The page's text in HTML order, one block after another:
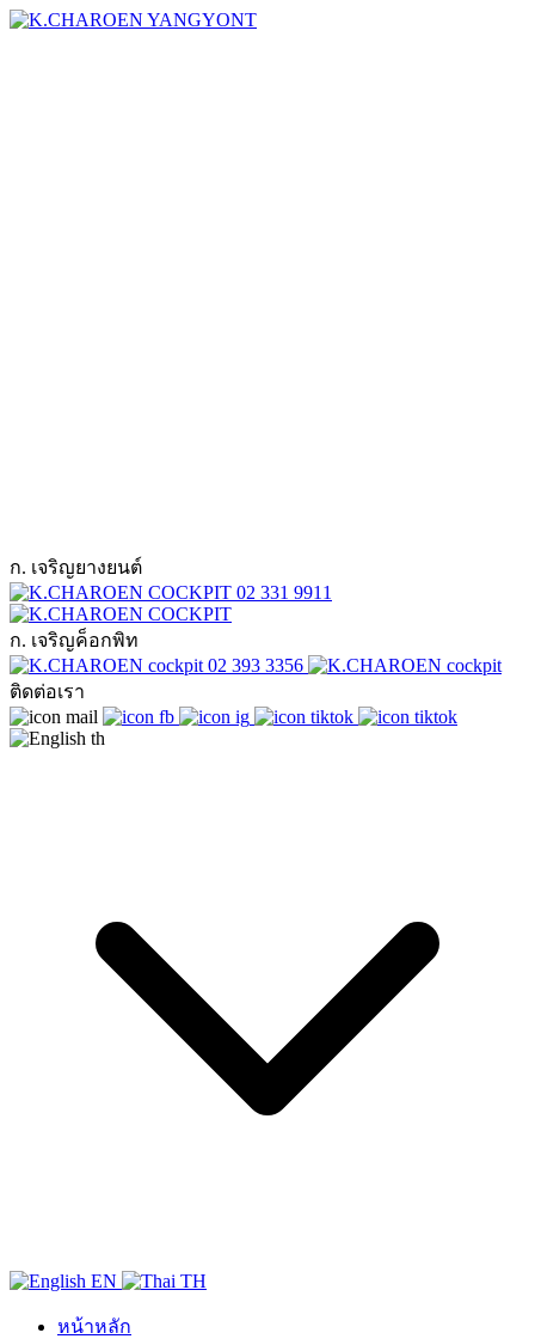
ก. เจริญยางยนต์
02 331 9911
ก. เจริญค็อกพิท
02 393 3356
ติดต่อเรา
th
EN TH
หน้าหลัก